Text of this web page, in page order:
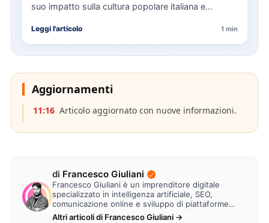
suo impatto sulla cultura popolare italiana e
Leggi l'articolo 1 min
Aggiornamenti
11:16 Articolo aggiornato con nuove informazioni.
di Francesco Giuliani
Francesco Giuliani è un imprenditore digitale
specializzato in intelligenza artificiale, SEO,
comunicazione online e sviluppo di piattaforme
web. Lavora alla creazione di…
Altri articoli di Francesco Giuliani →